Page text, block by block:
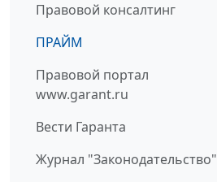
Правовой консалтинг
ПРАЙМ
Правовой портал
www.garant.ru
Вести Гаранта
Журнал "Законодательство"